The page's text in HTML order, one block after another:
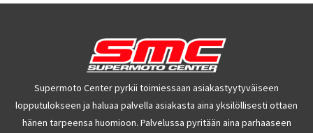
Supermoto Center pyrkii toimiessaan asiakastyytyväiseen
lopputulokseen ja haluaa palvella asiakasta aina yksilöllisesti ottaen
hänen tarpeensa huomioon. Palvelussa pyritään aina parhaaseen